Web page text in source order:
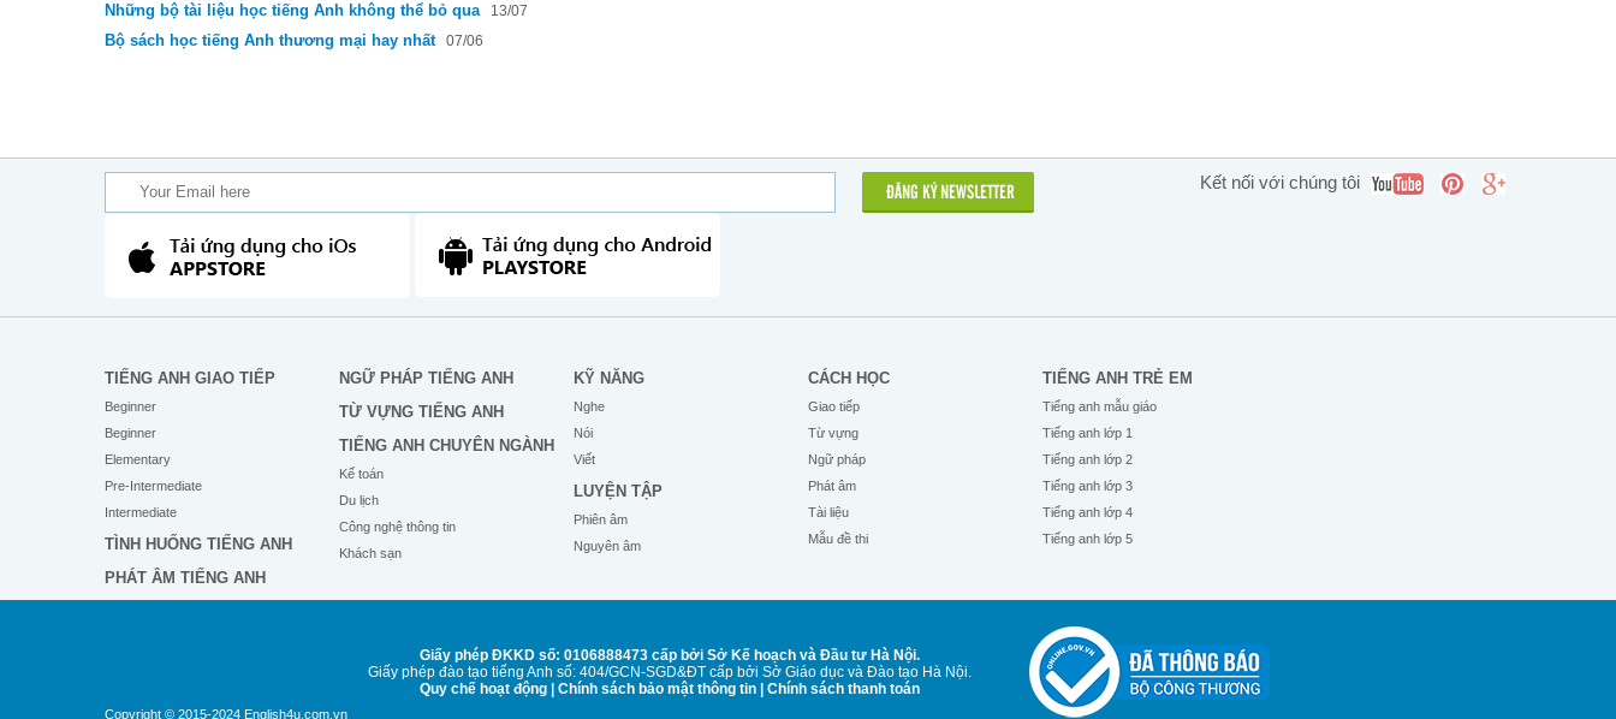
Những bộ tài liệu học tiếng Anh không thể bỏ qua 13/07
Bộ sách học tiếng Anh thương mại hay nhất 07/06
ĐĂNG KÝ NEWSLETTER
Kết nối với chúng tôi
TIẾNG ANH GIAO TIẾP
Beginner
Beginner
Elementary
Pre-Intermediate
Intermediate
TÌNH HUỐNG TIẾNG ANH
PHÁT ÂM TIẾNG ANH
NGỮ PHÁP TIẾNG ANH
TỪ VỰNG TIẾNG ANH
TIẾNG ANH CHUYÊN NGÀNH
Kế toán
Du lịch
Công nghệ thông tin
Khách sạn
KỸ NĂNG
Nghe
Nói
Viết
LUYỆN TẬP
Phiên âm
Nguyên âm
CÁCH HỌC
Giao tiếp
Từ vựng
Ngữ pháp
Phát âm
Tài liệu
Mẫu đề thi
TIẾNG ANH TRẺ EM
Tiếng anh mẫu giáo
Tiếng anh lớp 1
Tiếng anh lớp 2
Tiếng anh lớp 3
Tiếng anh lớp 4
Tiếng anh lớp 5
Copyright © 2015-2024 English4u.com.vn
Giấy phép ĐKKD số: 0106888473 cấp bởi Sở Kế hoạch và Đầu tư Hà Nội.
Giấy phép đào tạo tiếng Anh số: 404/GCN-SGD&ĐT cấp bởi Sở Giáo dục và Đào tạo Hà Nội.
Quy chế hoạt động| Chính sách bảo mật thông tin| Chính sách thanh toán